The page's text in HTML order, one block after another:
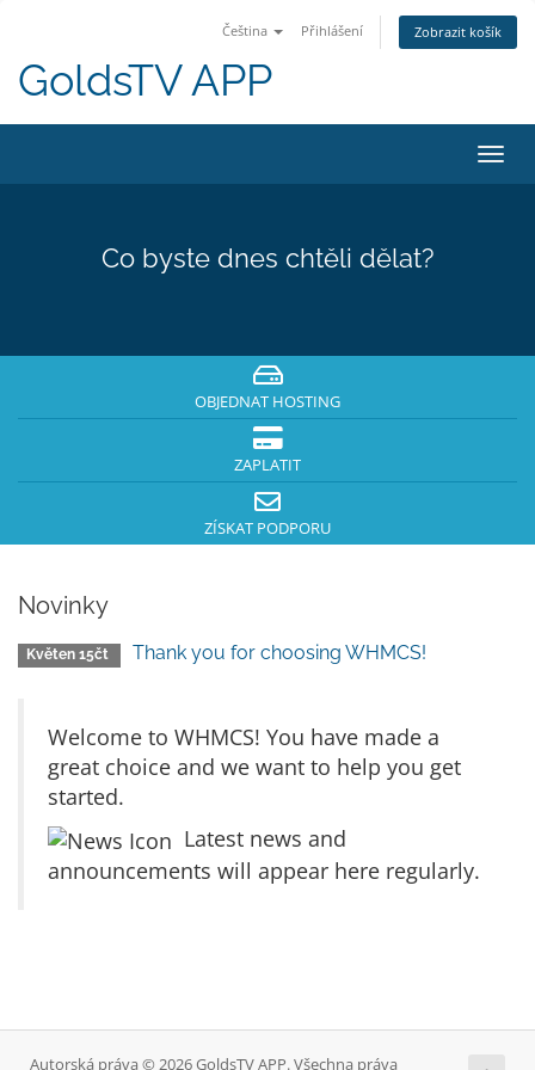
Čeština Přihlášení Zobrazit košík
GoldsTV APP
Co byste dnes chtěli dělat?
OBJEDNAT HOSTING
ZAPLATIT
ZÍSKAT PODPORU
Novinky
Květen 15čt Thank you for choosing WHMCS!
Welcome to WHMCS! You have made a
great choice and we want to help you get
started.
Latest news and
announcements will appear here regularly.
Autorská práva © 2026 GoldsTV APP. Všechna práva